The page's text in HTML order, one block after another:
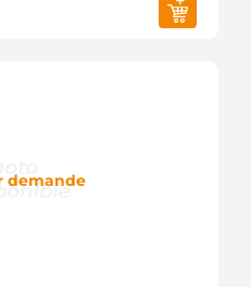
demande